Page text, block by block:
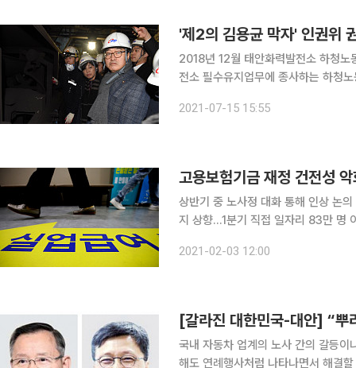
'제2의 김용균 막자' 인권위
2018년 12월 태안화력발전소 하청노
전소 필수유지업무에 종사하는 하청
동·남부·동서·서부·중부발전 등 발전
2021-07-15 15:55
고용보험기금 재정 건전성
상반기 중 노사정 대화 통해 인상 논
지 상향…1분기 직접 일자리 83만 명 이상 조기 채용 정부가 지난해 신
2021-02-03 12:00
[갈라진 대한민국-대안] “뿌
국내 자동차 업계의 노사 간의 갈등
해도 연례행사처럼 나타나면서 해결